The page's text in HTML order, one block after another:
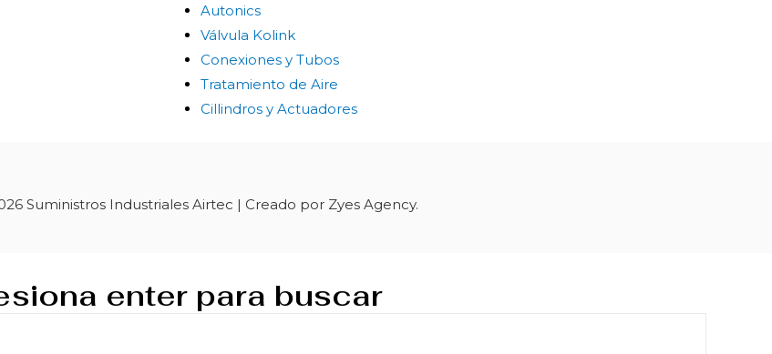
Autonics
Válvula Kolink
Conexiones y Tubos
Tratamiento de Aire
Cillindros y Actuadores
Suministros Industriales Airtec | Creado por Zyes Agency.
enter para buscar